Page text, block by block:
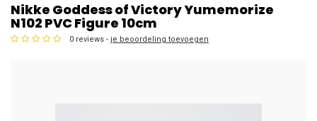
Nikke Goddess of Victory Yumemorize
N102 PVC Figure 10cm
0 reviews - je beoordeling toevoegen